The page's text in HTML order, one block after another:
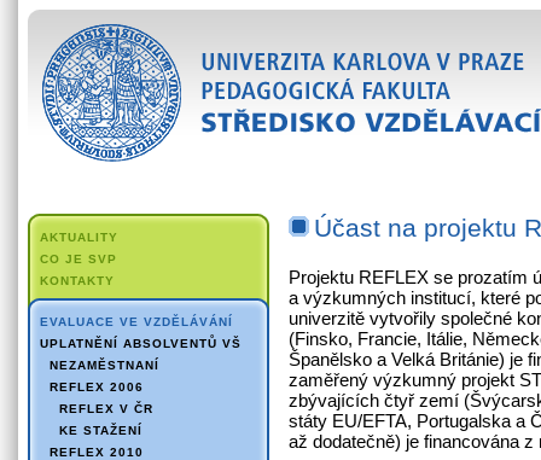
AKTUALITY
CO JE SVP
KONTAKTY
EVALUACE VE VZDĚLÁVÁNÍ
UPLATNĚNÍ ABSOLVENTŮ VŠ
NEZAMĚSTNANÍ
REFLEX 2006
REFLEX V ČR
KE STAŽENÍ
REFLEX 2010
Účast na projektu
Projektu REFLEX se prozatím
a výzkumných institucí, které
univerzitě vytvořily společné
(Finsko, Francie, Itálie,
Španělsko a Velká Británie) je
zaměřený výzkumný projekt
zbývajících čtyř zemí
státy EU/EFTA, Portugalska a
až dodatečně) je financována